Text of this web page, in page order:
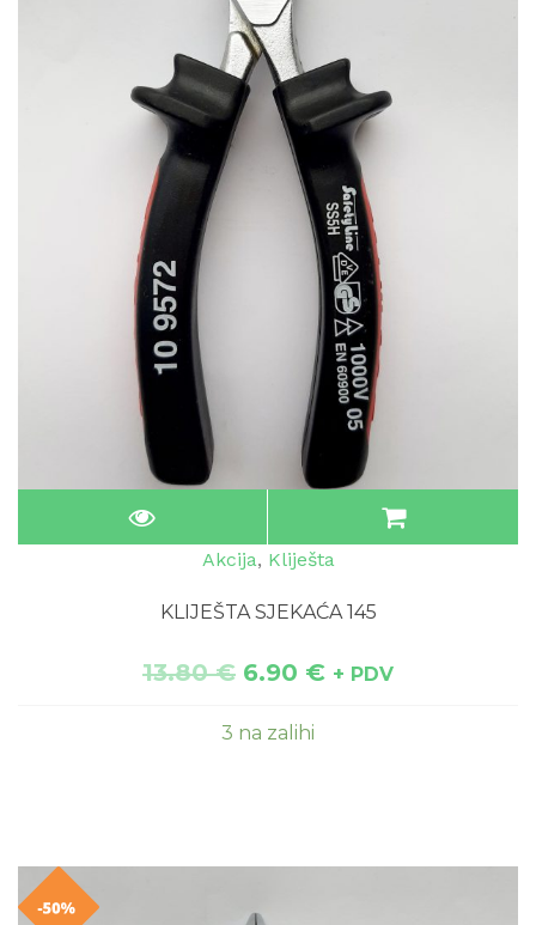
Akcija, Kliješta
KLIJEŠTA SJEKAĆA 145
13.80€ 6.90 € + PDV
3 na zalihi